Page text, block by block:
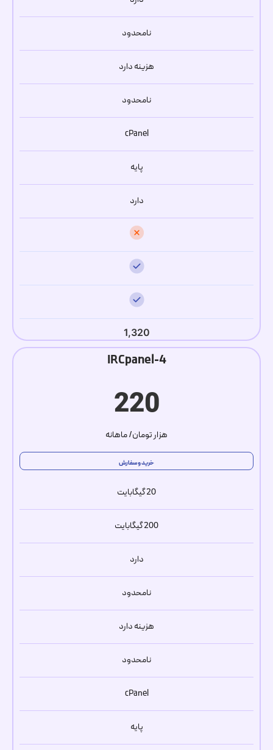
نامحدود
هزینه دارد
نامحدود
cPanel
پایه
دارد
1,320
IRCpanel-4
220
هزار تومان/ ماهانه
خرید و سفارش
20 گیگابایت
200 گیگابایت
دارد
نامحدود
هزینه دارد
نامحدود
cPanel
پایه